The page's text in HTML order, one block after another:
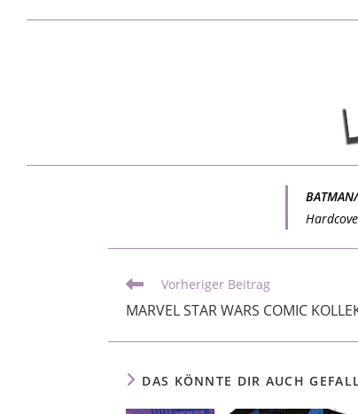
Vorheriger Beitrag
MARVEL STAR WARS COMIC
DAS KÖNNTE DIR AUCH